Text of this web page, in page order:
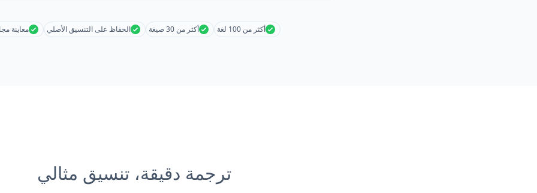
أكثر من 100 لغة أكثر من 30 صيغة الحفاظ على التنسيق الأصلي معاينة
ترجمة دقيقة، تنسيق مثالي